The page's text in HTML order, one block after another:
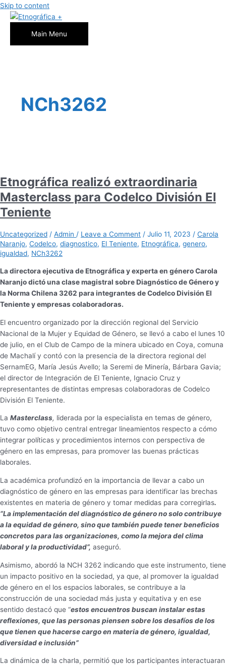
Skip to content
Main Menu
NCh3262
Etnográfica realizó extraordinaria
Masterclass para Codelco División El
Teniente
Uncategorized / Admin / Leave a Comment / Julio 11, 2023 / Carola
Naranjo, Codelco, diagnostico, El Teniente, Etnográfica, genero,
igualdad, NCh3262
La directora ejecutiva de Etnográfica y experta en género Carola
Naranjo dictó una clase magistral sobre Diagnóstico de Género y
la Norma Chilena 3262 para integrantes de Codelco División El
Teniente y empresas colaboradoras.
El encuentro organizado por la dirección regional del Servicio
Nacional de la Mujer y Equidad de Género, se llevó a cabo el lunes 10
de julio, en el Club de Campo de la minera ubicado en Coya, comuna
de Machalí y contó con la presencia de la directora regional del
SernamEG, María Jesús Avello; la Seremi de Minería, Bárbara Gavia;
el director de Integración de El Teniente, Ignacio Cruz y
representantes de distintas empresas colaboradoras de Codelco
División El Teniente.
La Masterclass, liderada por la especialista en temas de género,
tuvo como objetivo central entregar lineamientos respecto a cómo
integrar políticas y procedimientos internos con perspectiva de
género en las empresas, para promover las buenas prácticas
laborales.
La académica profundizó en la importancia de llevar a cabo un
diagnóstico de género en las empresas para identificar las brechas
existentes en materia de género y tomar medidas para corregirlas.
“La implementación del diagnóstico de género no solo contribuye
a la equidad de género, sino que también puede tener beneficios
concretos para las organizaciones, como la mejora del clima
laboral y la productividad”, aseguró.
Asimismo, abordó la NCH 3262 indicando que este instrumento, tiene
un impacto positivo en la sociedad, ya que, al promover la igualdad
de género en el los espacios laborales, se contribuye a la
construcción de una sociedad más justa y equitativa y en ese
sentido destacó que “estos encuentros buscan instalar estas
reflexiones, que las personas piensen sobre los desafíos de los
que tienen que hacerse cargo en materia de género, igualdad,
diversidad e inclusión”
La dinámica de la charla, permitió que los participantes interactuaran